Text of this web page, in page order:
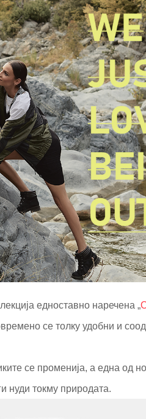
едноставно наречена „
се толку удобни и
се променија, а една од
нуди токму природата.